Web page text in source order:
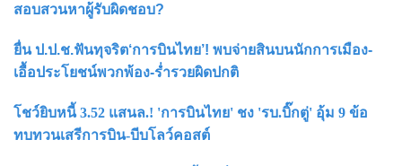
สอบสวนหาผู้รับผิดชอบ?
ยื่น ป.ป.ช.ฟันทุจริต‘การบินไทย’! พบจ่ายสินบนนักการเมือง-
เอื้อประโยชน์พวกพ้อง-ร่ำรวยผิดปกติ
โชว์ยิบหนี้ 3.52 แสนล.! 'การบินไทย' ชง 'รบ.บิ๊กตู่' อุ้ม 9 ข้อ
ทบทวนเสรีการบิน-บีบโลว์คอสต์